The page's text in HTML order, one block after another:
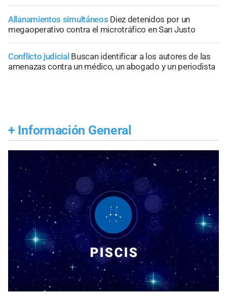
Allanamientos simultáneos Diez detenidos por un
megaoperativo contra el microtráfico en San Justo
Conflicto judicial Buscan identificar a los autores de las
amenazas contra un médico, un abogado y un periodista
+ Información General